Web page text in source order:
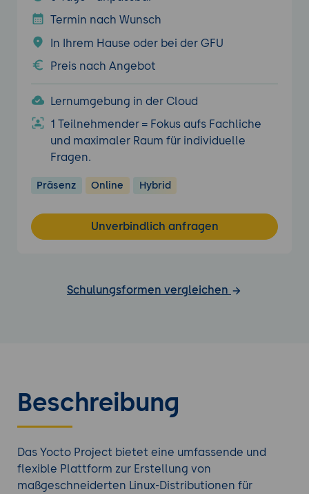
Termin nach Wunsch
In Ihrem Hause oder bei der GFU
Preis nach Angebot
Lernumgebung in der Cloud
1 Teilnehmender = Fokus aufs Fachliche
und maximaler Raum für individuelle
Fragen.
Präsenz Online Hybrid
Unverbindlich anfragen
Schulungsformen vergleichen
Beschreibung
Das Yocto Project bietet eine umfassende und
flexible Plattform zur Erstellung von
maßgeschneiderten Linux-Distributionen für